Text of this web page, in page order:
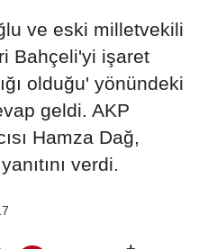
ve eski milletvekili
Bahçeli'yi işaret
olduğu' yönündeki
geldi. AKP
Hamza Dağ,
verdi.